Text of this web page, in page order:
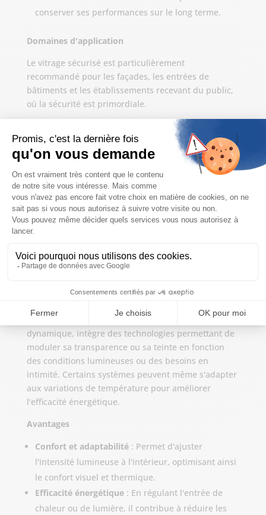
conserver ses performances sur le long terme.
Domaines d'application
Le vitrage sécurisé est particulièrement
recommandé pour les façades, les entrées de
bâtiments et les établissements recevant du public,
où la sécurité est primordiale.
Technologies intégrées
dynamique, intègre des technologies permettant de
moduler sa transparence ou sa teinte en fonction
des conditions lumineuses ou des besoins en
intimité. Certains systèmes peuvent même s'adapter
aux variations de température pour améliorer
l'efficacité énergétique.
Avantages
Confort et adaptabilité: Permet d'ajuster
l'intensité lumineuse à l'intérieur, optimisant ainsi
le confort visuel et thermique.
Efficacité énergétique: En régulant l'entrée de
chaleur ou de lumière, il contribue à réduire les